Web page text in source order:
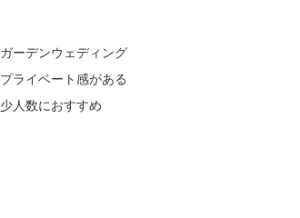
ガーデンウェディング
プライベート感がある
少人数におすすめ